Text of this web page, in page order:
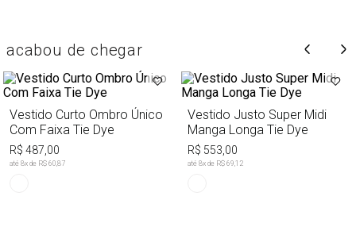
acabou de chegar
Vestido Curto Ombro Único
Com Faixa Tie Dye
R$ 487,00
até 8x de R$ 60,87
Vestido Justo Super Midi
Manga Longa Tie Dye
R$ 553,00
até 8x de R$ 69,12